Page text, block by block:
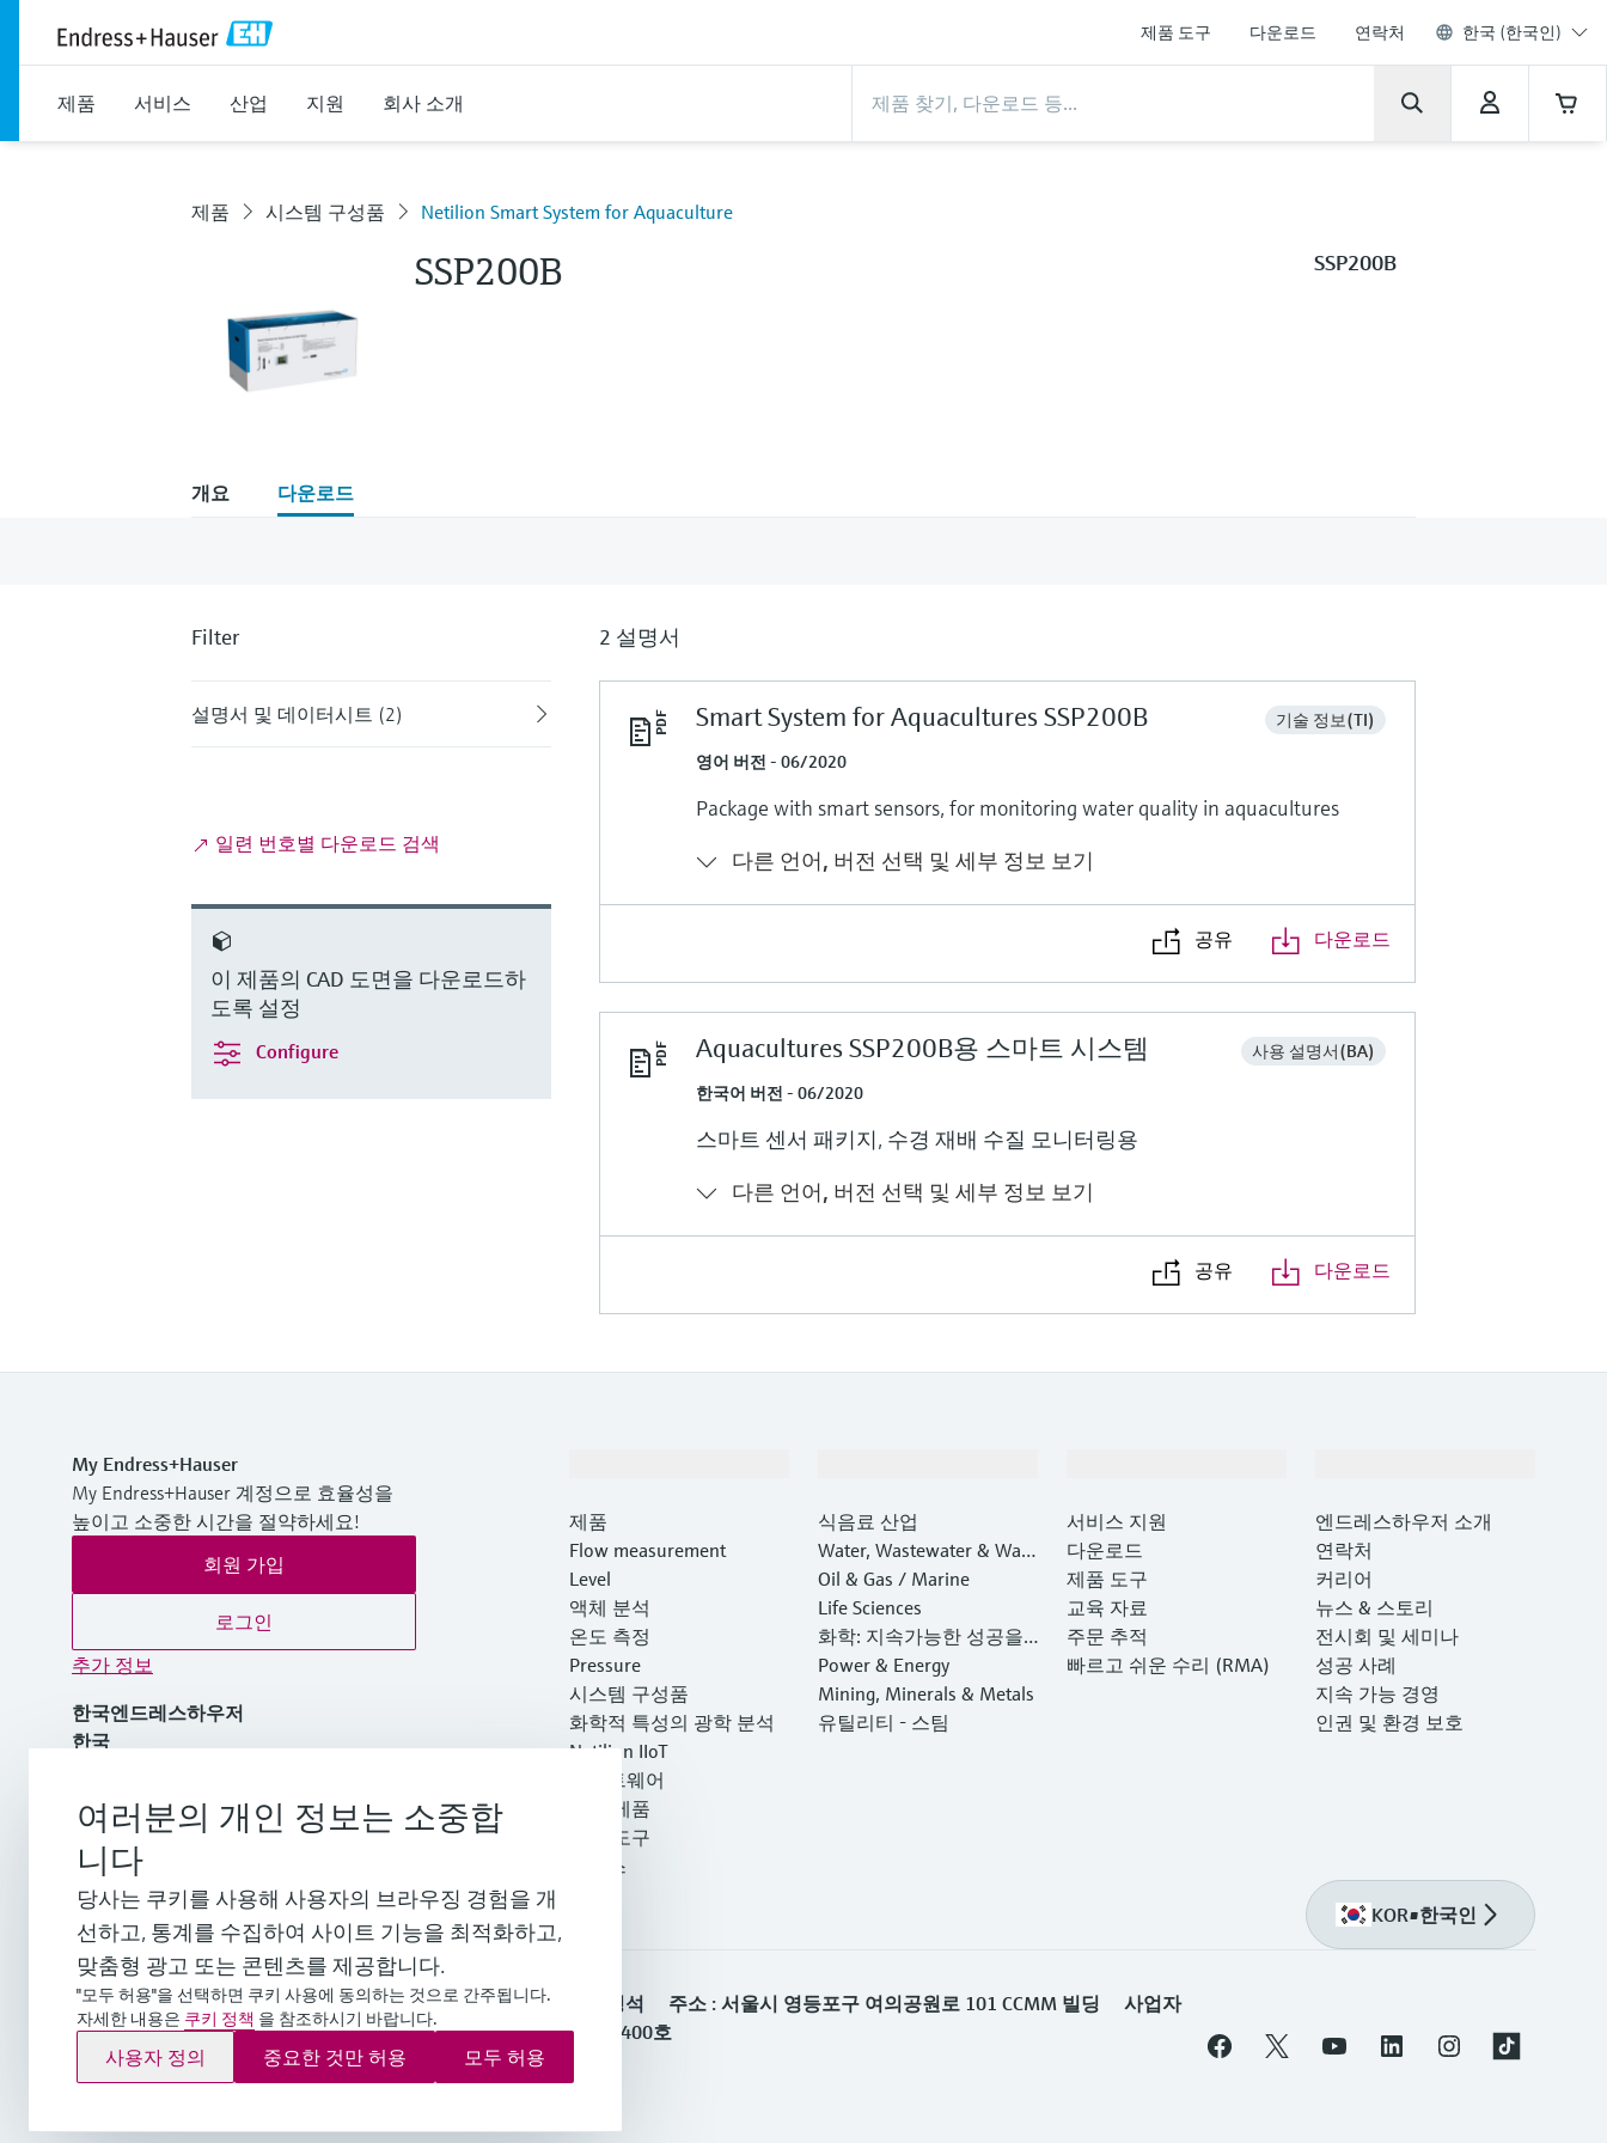
제품 도구 다운로드 연락처 한국 (한국인)
제품 서비스 산업 지원 회사 소개
제품 시스템 구성품 Netilion Smart System for Aquaculture
SSP200B SSP200B
개요 다운로드
Filter
설명서 및 데이터시트 (2)
일련 번호별 다운로드 검색
이 제품의 CAD 도면을 다운로드하
도록 설정
Configure
2 설명서
Smart System for Aquacultures SSP200B
기술 정보(TI)
영어 버전 - 06/2020
Package with smart sensors, for monitoring water quality in aquacultures
다른 언어, 버전 선택 및 세부 정보 보기
공유 다운로드
Aquacultures SSP200B용 스마트 시스템
사용 설명서(BA)
한국어 버전 - 06/2020
스마트 센서 패키지, 수경 재배 수질 모니터링용
다른 언어, 버전 선택 및 세부 정보 보기
공유 다운로드
My Endress+Hauser
My Endress+Hauser 계정으로 효율성을
높이고 소중한 시간을 절약하세요!
회원 가입
로그인
추가 정보
한국엔드레스하우저
한국
02 2658 7200
info.kr@endress.com
제품
Flow measurement
Level
액체 분석
온도 측정
Pressure
시스템 구성품
화학적 특성의 광학 분석
Netilion IIoT
소프트웨어
추천 제품
제품 도구
서비스
식음료 산업
Water, Wastewater & Wast
e
Oil & Gas / Marine
Life Sciences
화학: 지속가능한 성공을
위한 파트너십
Power & Energy
Mining, Minerals & Metals
유틸리티 - 스팀
서비스 지원
다운로드
제품 도구
교육 자료
주문 추적
빠르고 쉬운 수리 (RMA)
엔드레스하우저 소개
연락처
커리어
뉴스 & 스토리
전시회 및 세미나
성공 사례
지속 가능 경영
인권 및 환경 보호
KOR•한국인
Copyright © Endress+Hauser Group Services AG 대표이사 : 김영석 주소 : 서울시 영등포구 여의공원로 101 CCMM 빌딩 사업자
등록번호 : 109-81-52541 통신판매업신고 : 2018-서울영등포-0400호
임프린트이용 약관 Data Protection법적 일반 약관
여러분의 개인 정보는 소중합
니다
당사는 쿠키를 사용해 사용자의 브라우징 경험을 개
선하고, 통계를 수집하여 사이트 기능을 최적화하고,
맞춤형 광고 또는 콘텐츠를 제공합니다.
"모두 허용"을 선택하면 쿠키 사용에 동의하는 것으로 간주됩니다.
자세한 내용은 쿠키 정책 을 참조하시기 바랍니다.
사용자 정의 중요한 것만 허용 모두 허용